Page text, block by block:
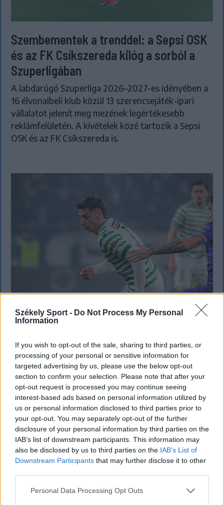
Székely Sport - Do Not Process My Personal
Information
If you wish to opt-out of the sale, sharing to third parties, or
processing of your personal or sensitive information for
targeted advertising by us, please use the below opt-out
section to confirm your selection. Please note that after your
opt-out request is processed you may continue seeing
interest-based ads based on personal information utilized by
us or personal information disclosed to third parties prior to
your opt-out. You may separately opt-out of the further
disclosure of your personal information by third parties on the
IAB’s list of downstream participants. This information may
also be disclosed by us to third parties on the IAB’s List of
Downstream Participants that may further disclose it to other
Personal Data Processing Opt Outs
Szembementek a trenddel: a Sepsi OSK
és az FK Csíkszereda kilóg a sorból a
Szuperligában
A labdarúgó Szuperliga 2026–2027-es idényében a
16 élvonalbeli klub közül 13 szerencsejáték-ipari
vállalatot jelenít meg mezének legértékesebb
reklámfelületén. A kivételek közé tartozik a Sepsi
OSK és az FK Csíkszereda is.
Corbu góljától hangos a román és a
magyar sajtó, válogatott meghívót
sürgetnek
Győztes gólt szerzett, a mérkőzés legjobbjának
választották, teljesítményével pedig a román
sportsajtó figyelmét is felkeltette Marius Corbu.
Több szaklap szerint a Székelyföld Labdarúgó
Akadémia neveltje már megérdemelné a román
válogatott meghívóját.